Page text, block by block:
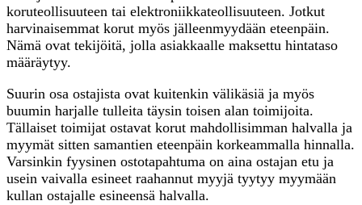
koruteollisuuteen tai elektroniikkateollisuuteen. Jotkut
harvinaisemmat korut myös jälleenmyydään eteenpäin.
Nämä ovat tekijöitä, jolla asiakkaalle maksettu hintataso
määräytyy.
Suurin osa ostajista ovat kuitenkin välikäsiä ja myös
buumin harjalle tulleita täysin toisen alan toimijoita.
Tällaiset toimijat ostavat korut mahdollisimman halvalla ja
myymät sitten samantien eteenpäin korkeammalla hinnalla.
Varsinkin fyysinen ostotapahtuma on aina ostajan etu ja
usein vaivalla esineet raahannut myyjä tyytyy myymään
kullan ostajalle esineensä halvalla.